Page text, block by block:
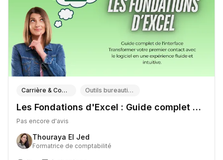
Carrière & Compétences professionnelles Outils bureautiques (Excel, Word, PowerPoint, Google Workspace)
Les Fondations d'Excel : Guide complet de l'interface
Pas encore d'avis
Thouraya El Jed
Formatrice de comptabilité